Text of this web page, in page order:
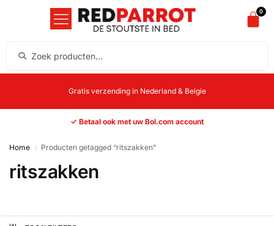
0
Gratis verzending in Nederland & Belgie
✓ Betaal ook met uw Bol.com account
Home / Producten getagged “ritszakken”
ritszakken